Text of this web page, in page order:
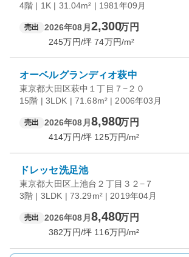
4階 | 1K | 31.04m² | 1981年09月
売出 2026年08月 2,300万円
245万円/坪 74万円/m²
オーベルグランディオ萩中
東京都大田区萩中１丁目７−２０
15階 | 3LDK | 71.68m² | 2006年03月
売出 2026年08月 8,980万円
414万円/坪 125万円/m²
ドレッセ洗足池
東京都大田区上池台２丁目３２−７
3階 | 3LDK | 73.29m² | 2019年04月
売出 2026年08月 8,480万円
382万円/坪 116万円/m²